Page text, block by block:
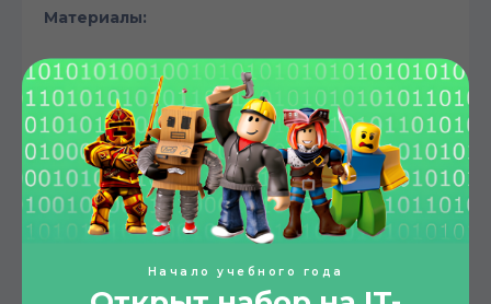
Материалы:
Компьютер с доступом в интернет
Аккаунт в TinkerCad
Ход урока:
Введение
Приветствие и знакомство с курсом.
Демонстрация работы с интерфейсом TinkerCad
Начало учебного года